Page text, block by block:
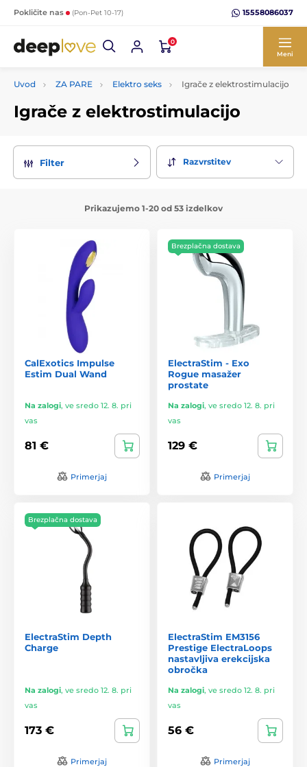
Pokličite nas (Pon-Pet 10-17) 15558086037
0
Meni
Uvod ZA PARE Elektro seks Igrače z elektrostimulacijo
Igrače z elektrostimulacijo
Filter Razvrstitev
Prikazujemo 1-20 od 53 izdelkov
CalExotics Impulse
Estim Dual Wand
Na zalogi, ve sredo 12. 8. pri
vas
81 €
Primerjaj
Brezplačna dostava
ElectraStim - Exo
Rogue masažer
prostate
Na zalogi, ve sredo 12. 8. pri
vas
129 €
Primerjaj
Brezplačna dostava
ElectraStim Depth
Charge
Na zalogi, ve sredo 12. 8. pri
vas
173 €
Primerjaj
ElectraStim EM3156
Prestige ElectraLoops
nastavljiva erekcijska
obročka
Na zalogi, ve sredo 12. 8. pri
vas
56 €
Primerjaj